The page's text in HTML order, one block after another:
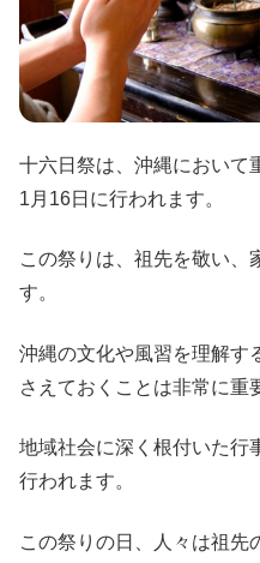
十六日祭は、沖縄において
1月16日に行われます。
この祭りは、祖先を敬い、
す。
沖縄の文化や風習を理解す
さえておくことは非常に重
地域社会に深く根付いた行
行われます。
この祭りの日、人々は祖先